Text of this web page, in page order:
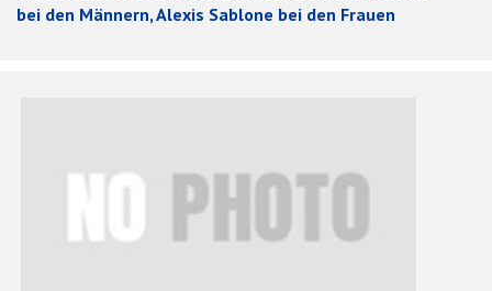
bei den Männern, Alexis Sablone bei den Frauen